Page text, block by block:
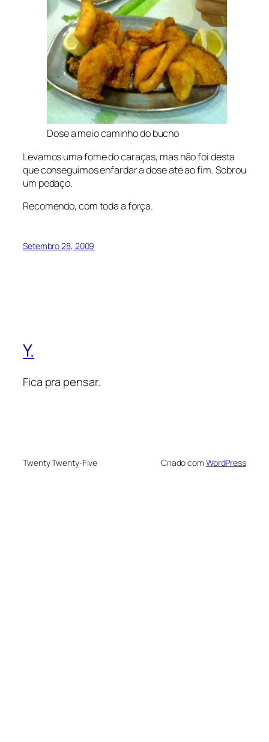
Dose a meio caminho do bucho
Levamos uma fome do caraças, mas não foi desta
que conseguimos enfardar a dose até ao fim. Sobrou
um pedaço.
Recomendo, com toda a força.
Setembro 28, 2009
Y.
Fica pra pensar.
Twenty Twenty-Five Criado com WordPress